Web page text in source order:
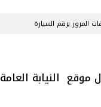
المرور برقم السيارة
النيابة العامة